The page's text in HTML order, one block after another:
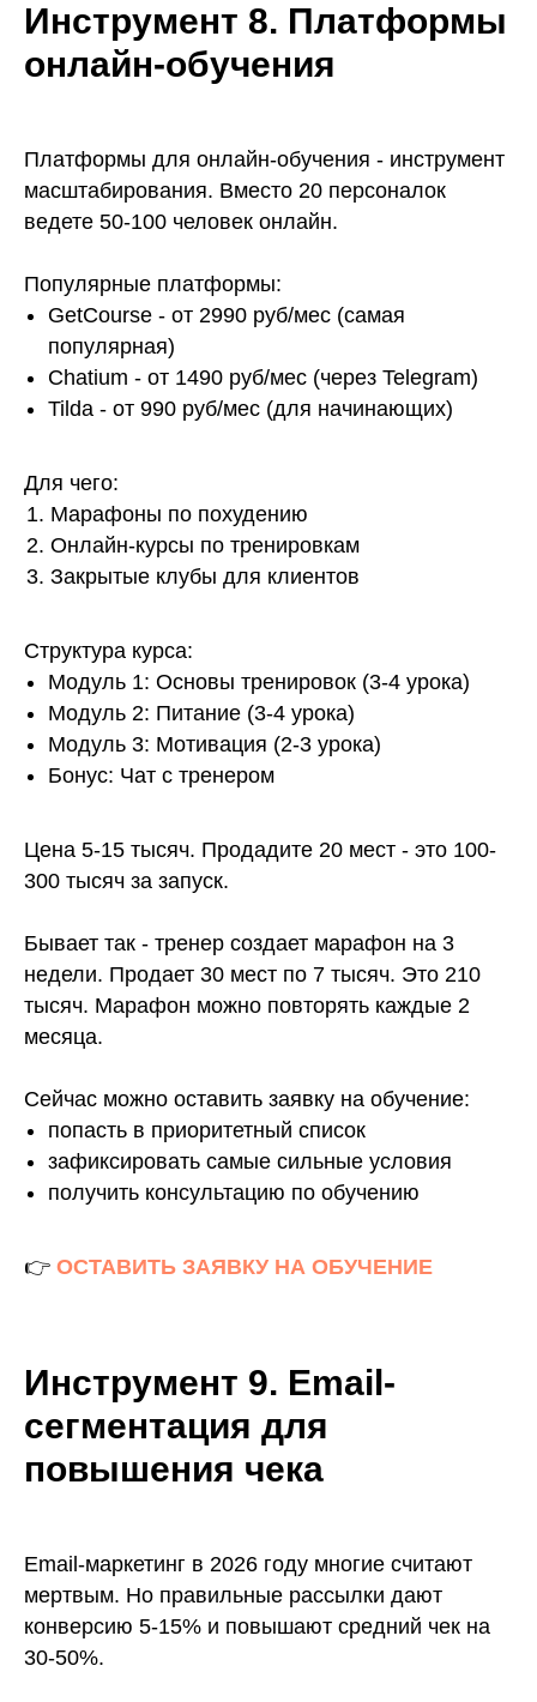
Инструмент 8. Платформы
онлайн-обучения
Платформы для онлайн-обучения - инструмент
масштабирования. Вместо 20 персоналок
ведете 50-100 человек онлайн.
Популярные платформы:
GetCourse - от 2990 руб/мес (самая
популярная)
Chatium - от 1490 руб/мес (через Telegram)
Tilda - от 990 руб/мес (для начинающих)
Для чего:
Марафоны по похудению
Онлайн-курсы по тренировкам
Закрытые клубы для клиентов
Структура курса:
Модуль 1: Основы тренировок (3-4 урока)
Модуль 2: Питание (3-4 урока)
Модуль 3: Мотивация (2-3 урока)
Бонус: Чат с тренером
Цена 5-15 тысяч. Продадите 20 мест - это 100-
300 тысяч за запуск.
Бывает так - тренер создает марафон на 3
недели. Продает 30 мест по 7 тысяч. Это 210
тысяч. Марафон можно повторять каждые 2
месяца.
Сейчас можно оставить заявку на обучение:
попасть в приоритетный список
зафиксировать самые сильные условия
получить консультацию по обучению
👉 ОСТАВИТЬ ЗАЯВКУ НА ОБУЧЕНИЕ
Инструмент 9. Email-
сегментация для
повышения чека
Email-маркетинг в 2026 году многие считают
мертвым. Но правильные рассылки дают
конверсию 5-15% и повышают средний чек на
30-50%.